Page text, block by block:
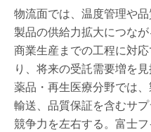
物流面では、温度管理や
製品の供給力拡大につな
商業生産までの工程に対
り、将来の受託需要増を
薬品・再生医療分野では、
輸送、品質保証を含むサ
競争力を左右する。富士